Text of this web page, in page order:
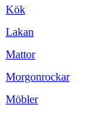
Kök
Lakan
Mattor
Morgonrockar
Möbler